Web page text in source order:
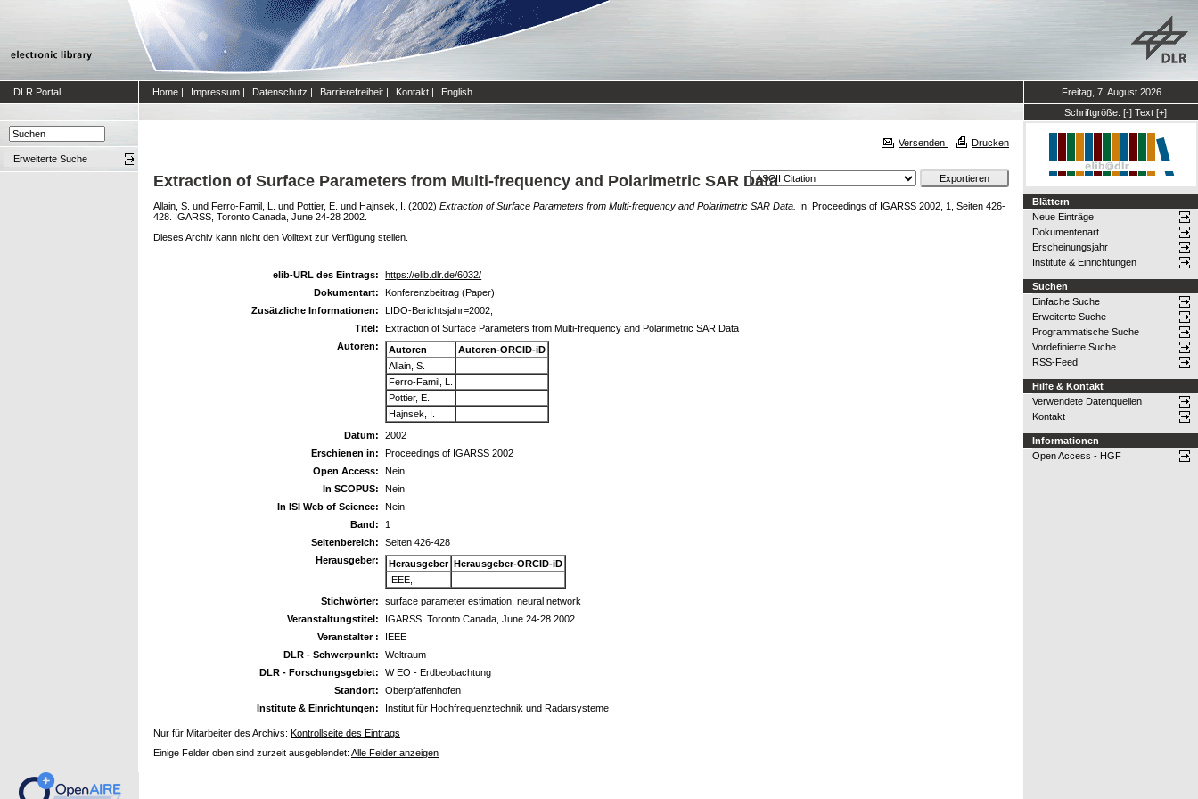
DLR Portal Home | Impressum | Datenschutz | Barrierefreiheit | Kontakt | English
Freitag, 7. August 2026
Schriftgröße: [-] Text [+]
Erweiterte Suche
Versenden Drucken
Extraction of Surface Parameters from Multi-frequency and Polarimetric SAR Data
Allain, S. und Ferro-Famil, L. und Pottier, E. und Hajnsek, I. (2002) Extraction of Surface Parameters from Multi-frequency and Polarimetric SAR Data. In: Proceedings of IGARSS 2002, 1, Seiten 426-
428. IGARSS, Toronto Canada, June 24-28 2002.
Dieses Archiv kann nicht den Volltext zur Verfügung stellen.
elib-URL des Eintrags:
https://elib.dlr.de/6032/
Dokumentart:
Konferenzbeitrag (Paper)
Zusätzliche Informationen:
LIDO-Berichtsjahr=2002,
Titel:
Extraction of Surface Parameters from Multi-frequency and Polarimetric SAR Data
Autoren:
Autoren
Autoren-ORCID-iD
Allain, S.
Ferro-Famil, L.
Pottier, E.
Hajnsek, I.
Datum:
2002
Erschienen in:
Proceedings of IGARSS 2002
Open Access:
Nein
In SCOPUS:
Nein
In ISI Web of Science:
Nein
Band:
1
Seitenbereich:
Seiten 426-428
Herausgeber:
Herausgeber Herausgeber-ORCID-iD
IEEE,
Stichwörter:
surface parameter estimation, neural network
Veranstaltungstitel:
IGARSS, Toronto Canada, June 24-28 2002
Veranstalter :
IEEE
DLR - Schwerpunkt:
Weltraum
DLR - Forschungsgebiet:
W EO - Erdbeobachtung
Standort:
Oberpfaffenhofen
Institute & Einrichtungen:
Institut für Hochfrequenztechnik und Radarsysteme
Nur für Mitarbeiter des Archivs: Kontrollseite des Eintrags
Einige Felder oben sind zurzeit ausgeblendet: Alle Felder anzeigen
Blättern
Neue Einträge
Dokumentenart
Erscheinungsjahr
Institute & Einrichtungen
Suchen
Einfache Suche
Erweiterte Suche
Programmatische Suche
Vordefinierte Suche
RSS-Feed
Hilfe & Kontakt
Verwendete Datenquellen
Kontakt
Informationen
Open Access - HGF